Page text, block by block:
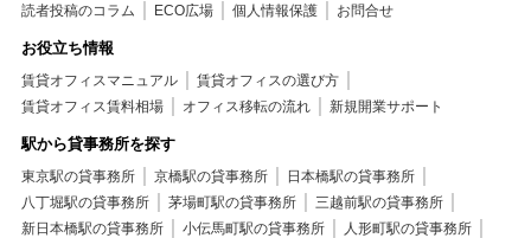
読者投稿のコラム
ECO広場 個人情報保護 お問合せ
お役立ち情報
賃貸オフィスマニュアル
賃貸オフィスの選び方
賃貸オフィス賃料相場
オフィス移転の流れ 新規開業サポート
駅から貸事務所を探す
東京駅の貸事務所 京橋駅の貸事務所
日本橋駅の貸事務所
八丁堀駅の貸事務所
茅場町駅の貸事務所
三越前駅の貸事務所
新日本橋駅の貸事務所
小伝馬町駅の貸事務所
人形町駅の貸事務所